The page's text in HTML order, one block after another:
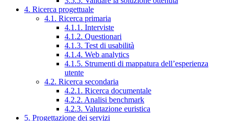
4. Ricerca progettuale
4.1. Ricerca primaria
4.1.1. Interviste
4.1.2. Questionari
4.1.3. Test di usabilità
4.1.4. Web analytics
4.1.5. Strumenti di mappatura dell’esperienza
utente
4.2. Ricerca secondaria
4.2.1. Ricerca documentale
4.2.2. Analisi benchmark
4.2.3. Valutazione euristica
5. Progettazione dei servizi